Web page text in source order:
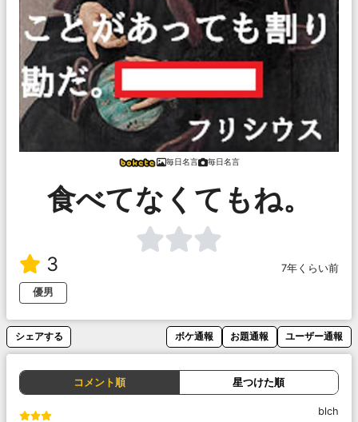
毎日名言 毎日名言
食べてなくてもね。
3
7年くらい前
優男
シェアする ボケ通報 お題通報 ユーザー通報
コメント順 星つけた順
blch